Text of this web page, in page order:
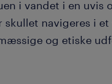
i vandet i en uvis
navigeres i et
og etiske